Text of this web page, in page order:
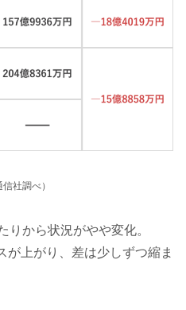
信社調べ）
りから状況がやや変化。
が上がり、差は少しずつ縮ま